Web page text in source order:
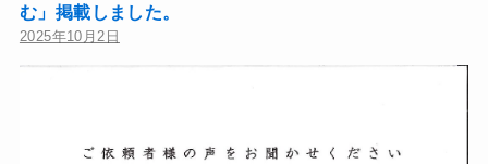
む」掲載しました。
2025年10月2日